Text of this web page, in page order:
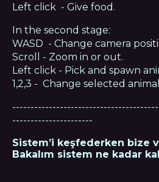
Left click - Give food.
In the second stage:
WASD - Change camera
Scroll - Zoom in or out.
Left click - Pick and spawn
1,2,3 - Change selected
----------------------
Sistem’i keşfederken bize
Bakalım sistem ne kadar